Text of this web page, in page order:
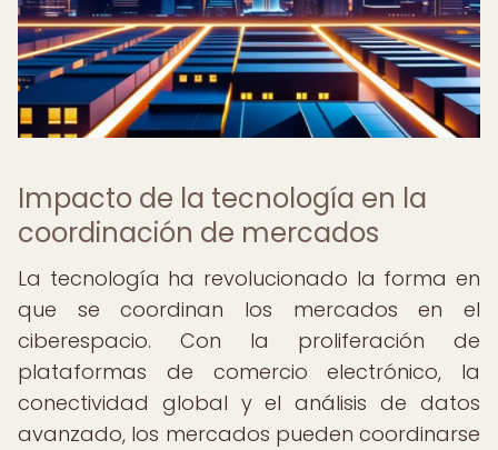
Impacto de la tecnología en la
coordinación de mercados
La tecnología ha revolucionado la forma en
que se coordinan los mercados en el
ciberespacio. Con la proliferación de
plataformas de comercio electrónico, la
conectividad global y el análisis de datos
avanzado, los mercados pueden coordinarse